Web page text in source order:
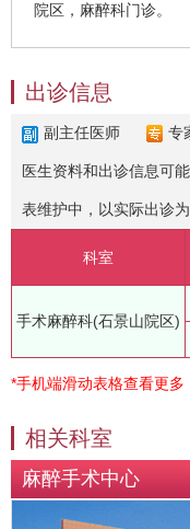
院区，麻醉科门诊。
出诊信息
副主任医师 专
医生资料和出诊信息可
表维护中，以实际出诊为
科室
手术麻醉科(石景山院区)
*手机端滑动表格查看更多
相关科室
麻醉手术中心